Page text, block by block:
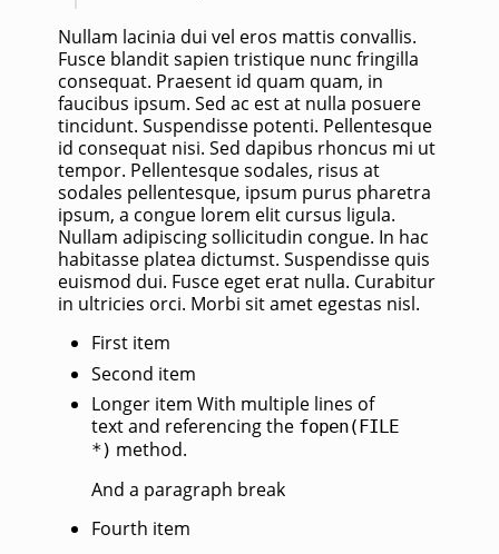
Nullam lacinia dui vel eros mattis convallis.
Fusce blandit sapien tristique nunc fringilla
consequat. Praesent id quam quam, in
faucibus ipsum. Sed ac est at nulla posuere
tincidunt. Suspendisse potenti. Pellentesque
id consequat nisi. Sed dapibus rhoncus mi ut
tempor. Pellentesque sodales, risus at
sodales pellentesque, ipsum purus pharetra
ipsum, a congue lorem elit cursus ligula.
Nullam adipiscing sollicitudin congue. In hac
habitasse platea dictumst. Suspendisse quis
euismod dui. Fusce eget erat nulla. Curabitur
in ultricies orci. Morbi sit amet egestas nisl.
First item
Second item
Longer item With multiple lines of
text and referencing the fopen(FILE
*) method.
And a paragraph break
Fourth item